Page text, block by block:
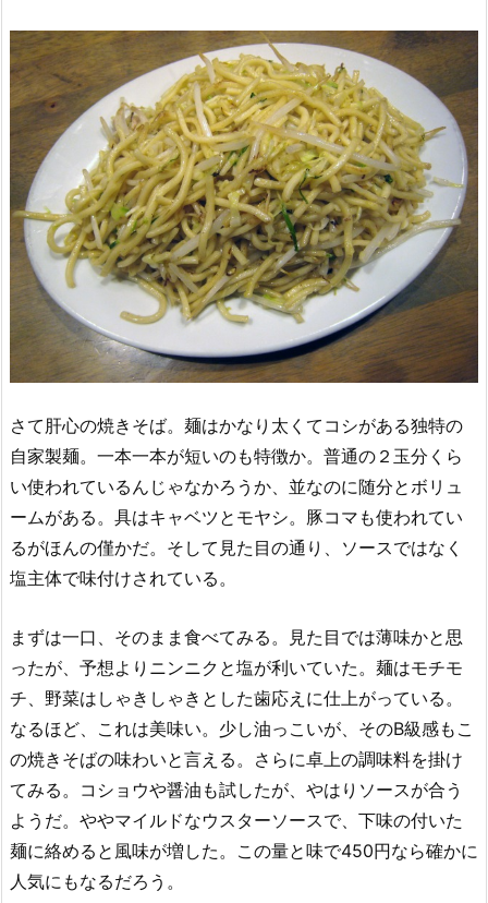
さて肝心の焼きそば。麺はかなり太くてコシがある独特の
自家製麺。一本一本が短いのも特徴か。普通の２玉分くら
い使われているんじゃなかろうか、並なのに随分とボリュ
ームがある。具はキャベツとモヤシ。豚コマも使われてい
るがほんの僅かだ。そして見た目の通り、ソースではなく
塩主体で味付けされている。
まずは一口、そのまま食べてみる。見た目では薄味かと思
ったが、予想よりニンニクと塩が利いていた。麺はモチモ
チ、野菜はしゃきしゃきとした歯応えに仕上がっている。
なるほど、これは美味い。少し油っこいが、そのB級感もこ
の焼きそばの味わいと言える。さらに卓上の調味料を掛け
てみる。コショウや醤油も試したが、やはりソースが合う
ようだ。ややマイルドなウスターソースで、下味の付いた
麺に絡めると風味が増した。この量と味で450円なら確かに
人気にもなるだろう。